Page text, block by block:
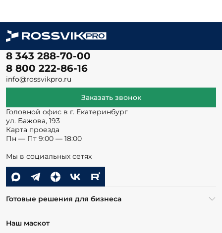
8 343 288-70-00
8 800 222-86-16
info@rossvikpro.ru
Заказать звонок
Головной офис в г. Екатеринбург
ул. Бажова, 193
Карта проезда
Пн — Пт 9:00 — 18:00
Мы в социальных сетях
Готовые решения для бизнеса
Наш маскот